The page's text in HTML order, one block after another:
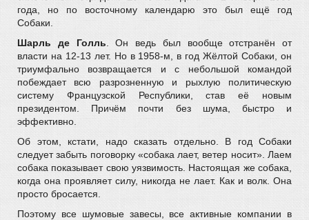
года, но по восточному календарю это был ещё год
Собаки.
Шарль де Голль . Он ведь был вообще отстранён от
власти на 12-13 лет. Но в 1958-м, в год Жёлтой Собаки, он
триумфально возвращается и с небольшой командой
побеждает всю разрозненную и рыхлую политическую
систему Французской Республики, став её новым
президентом. Причём почти без шума, быстро и
эффективно.
Об этом, кстати, надо сказать отдельно. В год Собаки
следует забыть поговорку «собака лает, ветер носит». Лаем
собака показывает свою уязвимость. Настоящая же собака,
когда она проявляет силу, никогда не лает. Как и волк. Она
просто бросается.
Поэтому все шумовые завесы, все активные компании в